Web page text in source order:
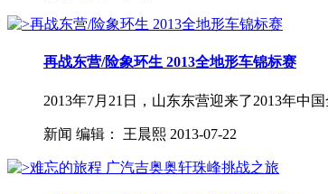
再战东营/险象环生 2013全地形车锦标赛
2013年7月21日，山东东营迎来了2013年中
新闻 编辑： 王晨熙 2013-07-22